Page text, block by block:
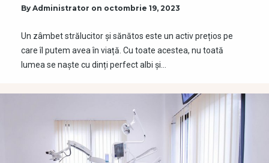
By Administrator on octombrie 19, 2023
Un zâmbet strălucitor și sănătos este un activ prețios pe
care îl putem avea în viață. Cu toate acestea, nu toată
lumea se naște cu dinți perfect albi și…